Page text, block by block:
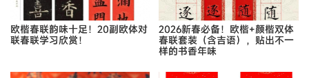
欧楷春联韵味十足！20副欧体对
联春联学习欣赏！
2026新春必备！欧楷+颜楷双体
春联套装（含吉语），贴出不一
样的书香年味